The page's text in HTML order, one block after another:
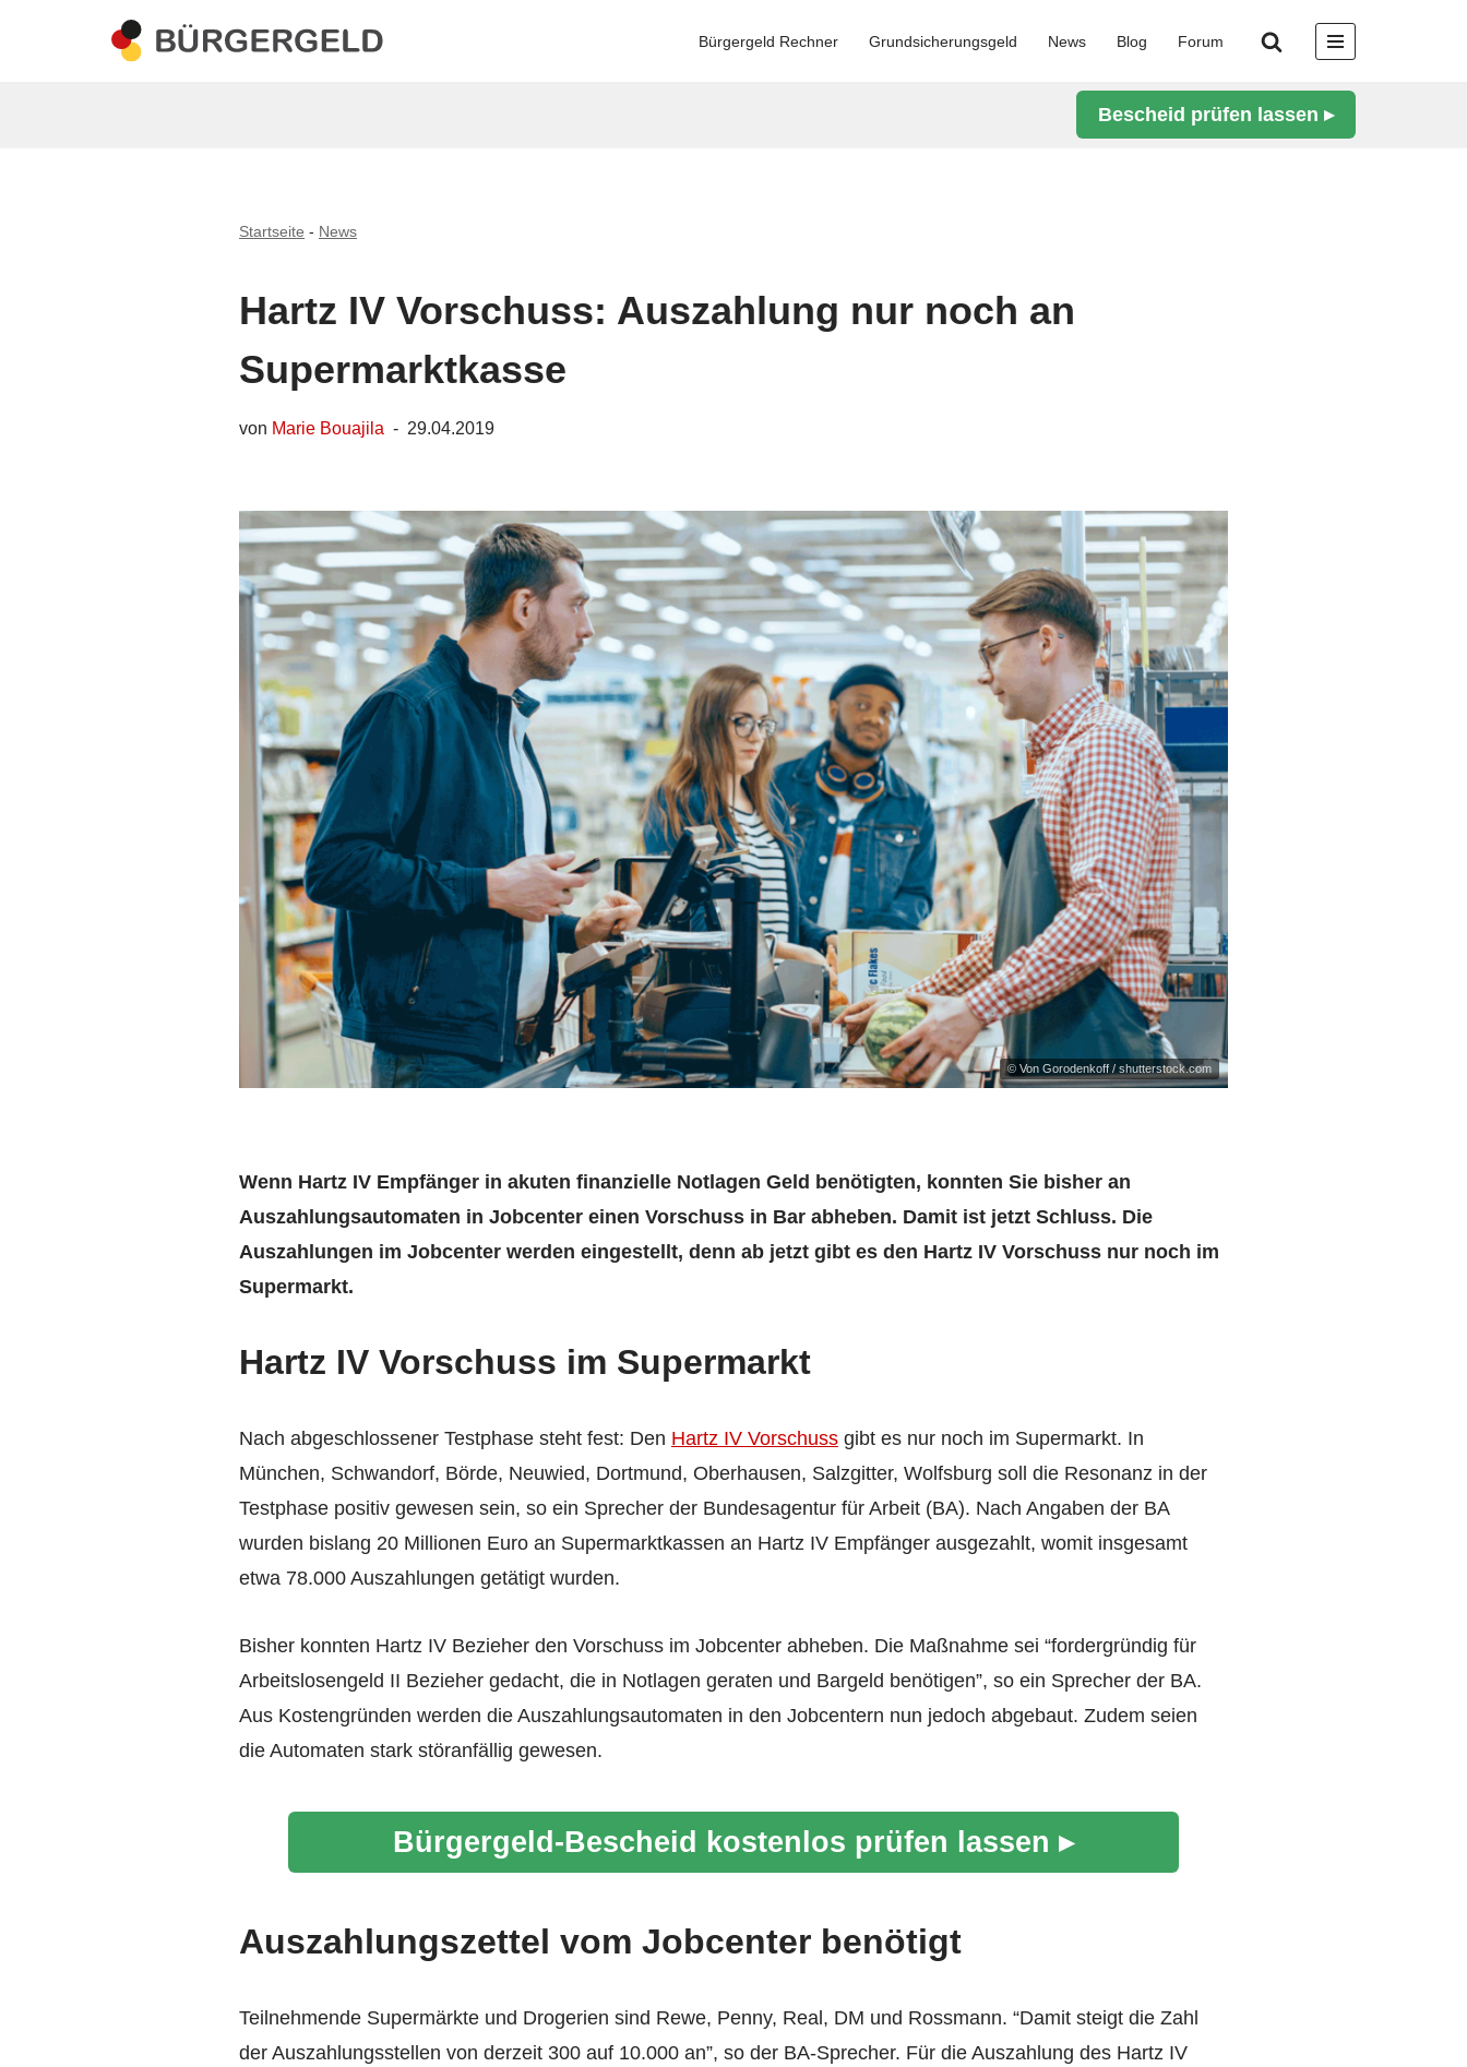
Bürgergeld Rechner Grundsicherungsgeld News Blog Forum
Bescheid prüfen lassen ▸
Startseite - News
Hartz IV Vorschuss: Auszahlung nur noch an
Supermarktkasse
von Marie Bouajila 29.04.2019
© Von Gorodenkoff / shutterstock.com
Wenn Hartz IV Empfänger in akuten finanzielle Notlagen Geld benötigten, konnten Sie bisher an
Auszahlungsautomaten in Jobcenter einen Vorschuss in Bar abheben. Damit ist jetzt Schluss. Die
Auszahlungen im Jobcenter werden eingestellt, denn ab jetzt gibt es den Hartz IV Vorschuss nur noch im
Supermarkt.
Hartz IV Vorschuss im Supermarkt
Nach abgeschlossener Testphase steht fest: Den Hartz IV Vorschuss gibt es nur noch im Supermarkt. In
München, Schwandorf, Börde, Neuwied, Dortmund, Oberhausen, Salzgitter, Wolfsburg soll die Resonanz in der
Testphase positiv gewesen sein, so ein Sprecher der Bundesagentur für Arbeit (BA). Nach Angaben der BA
wurden bislang 20 Millionen Euro an Supermarktkassen an Hartz IV Empfänger ausgezahlt, womit insgesamt
etwa 78.000 Auszahlungen getätigt wurden.
Bisher konnten Hartz IV Bezieher den Vorschuss im Jobcenter abheben. Die Maßnahme sei “fordergründig für
Arbeitslosengeld II Bezieher gedacht, die in Notlagen geraten und Bargeld benötigen”, so ein Sprecher der BA.
Aus Kostengründen werden die Auszahlungsautomaten in den Jobcentern nun jedoch abgebaut. Zudem seien
die Automaten stark störanfällig gewesen.
Bürgergeld-Bescheid kostenlos prüfen lassen ▸
Auszahlungszettel vom Jobcenter benötigt
Teilnehmende Supermärkte und Drogerien sind Rewe, Penny, Real, DM und Rossmann. “Damit steigt die Zahl
der Auszahlungsstellen von derzeit 300 auf 10.000 an”, so der BA-Sprecher. Für die Auszahlung des Hartz IV